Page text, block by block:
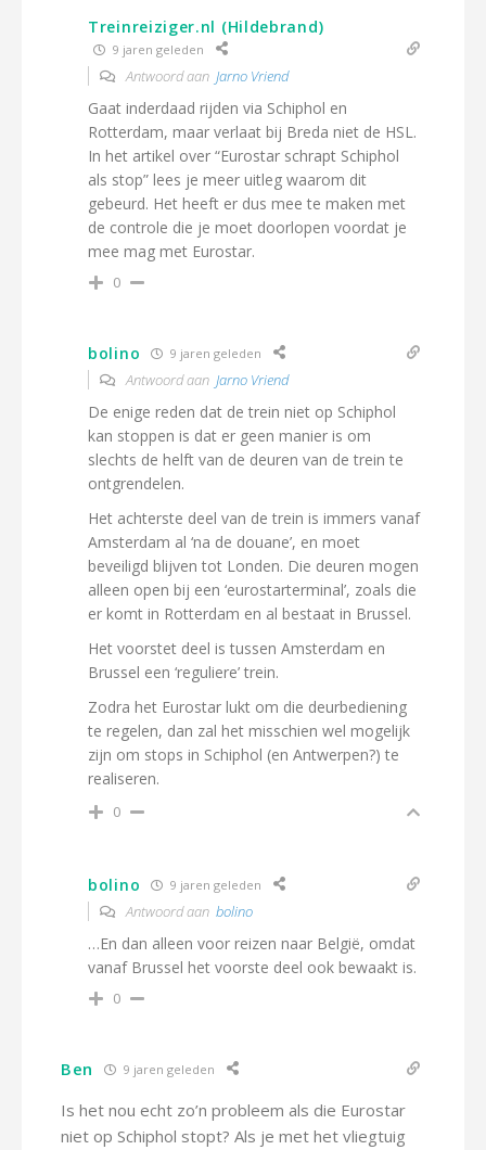
Treinreiziger.nl (Hildebrand)
9 jaren geleden
Antwoord aan Jarno Vriend
Gaat inderdaad rijden via Schiphol en
Rotterdam, maar verlaat bij Breda niet de HSL.
In het artikel over “Eurostar schrapt Schiphol
als stop” lees je meer uitleg waarom dit
gebeurd. Het heeft er dus mee te maken met
de controle die je moet doorlopen voordat je
mee mag met Eurostar.
0
bolino 9 jaren geleden
Antwoord aan Jarno Vriend
De enige reden dat de trein niet op Schiphol
kan stoppen is dat er geen manier is om
slechts de helft van de deuren van de trein te
ontgrendelen.
Het achterste deel van de trein is immers vanaf
Amsterdam al ‘na de douane’, en moet
beveiligd blijven tot Londen. Die deuren mogen
alleen open bij een ‘eurostarterminal’, zoals die
er komt in Rotterdam en al bestaat in Brussel.
Het voorstet deel is tussen Amsterdam en
Brussel een ‘reguliere’ trein.
Zodra het Eurostar lukt om die deurbediening
te regelen, dan zal het misschien wel mogelijk
zijn om stops in Schiphol (en Antwerpen?) te
realiseren.
0
bolino 9 jaren geleden
Antwoord aan bolino
…En dan alleen voor reizen naar België, omdat
vanaf Brussel het voorste deel ook bewaakt is.
0
Ben 9 jaren geleden
Is het nou echt zo’n probleem als die Eurostar
niet op Schiphol stopt? Als je met het vliegtuig